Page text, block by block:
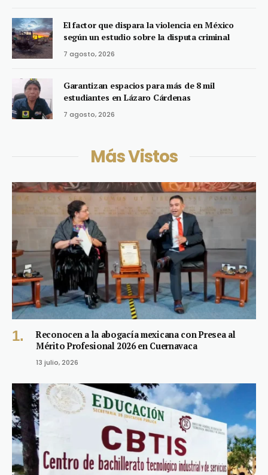
El factor que dispara la violencia en México
según un estudio sobre la disputa criminal
7 agosto, 2026
Garantizan espacios para más de 8 mil
estudiantes en Lázaro Cárdenas
7 agosto, 2026
Más Vistos
Reconocen a la abogacía mexicana con Presea al
Mérito Profesional 2026 en Cuernavaca
13 julio, 2026